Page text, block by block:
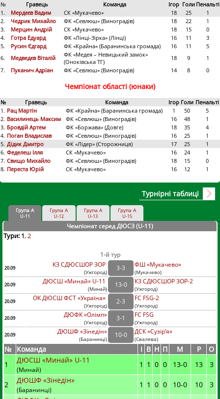
№ Гравець Команда Ігор Голи Пенальті
1.
Мердєєв Вадим СК «Мукачево» 18 25
1
2.
Чедрик Михайло ФК «Севлюш» (Виноградів) 18 22
1
3.
Мерцин Андрій СК «Мукачево» 18 15
0
4.
Готра Едуард ФК «Лінці-Зірка» (Лінці) 16 11
3
5.
Русин Єдгард ФК «Крайна» (Баранинська громада) 16 11
5
6.
Медведєв Віталій
ФК «Медея – Невицький замок»
(Оноківська ТГ)
18 9
1
7.
Пуканич Адріан ФК «Севлюш» (Виноградів) 14 8 0
Чемпіонат області (юнаки)
№ Гравець Команда Ігор Голи Пенальті
1. Рац Мартін ФК «Крайна» (Баранинська громада) 1 50
5
2. Василинець Максим ФК «Севлюш» (Виноградів) 16 48
1
3. Бровдій Артем ФК «Боржава» (Довге) 18 35
4
4. Поган Владислав ФК «Севлюш» (Виноградів) 16 25
1
5. Дідик Дмитро ФК «Лідер» (Сторожниця) 17 25
1
6. Феделеш Ілля СК «Мукачево» 16 24
1
7. Свищо Михайло ФК «Севлюш» (Виноградів) 18 15
0
8. Переста Юрій СК «Мукачево» 16 12 1
Турнірні таблиці
Група А
U-11
Група А
U-12
Група А
U-13
Група А
U-15
Чемпіонат серед ДЮСЗ (U-11)
Тури: 1 2
1-й тур
20.09 КЗ СДЮСШОР ЗОР
(Ужгород)
3-3 ФШ «Мукачево»
(Мукачево)
20.09
ДЮСШ «Минай» U-11
(Минай)
13-0 КЗ СДЮСШОР ЗОР-2
(Ужгород)
20.09
ОК ДЮСШ ФСТ «Україна»
(Ужгород)
2-3 FC FSG-2
(Ужгород)
20.09
ДЮФК «Олімп»
(Ужгород)
3-1 FC FSG
(Ужгород)
20.09
ДЮШФ «Зінедін»
(Баранинці)
10-0 ДСК «Сузір’я»
(Свалява)
№ Команда I В Н П М Р
О
1
ДЮСШ «Минай» U-11
(Минай)
1 1 0 0 13-0 13 3
2 ДЮШФ «Зінедін»
(Баранинці)
1 1 0 0 10-0 10
3